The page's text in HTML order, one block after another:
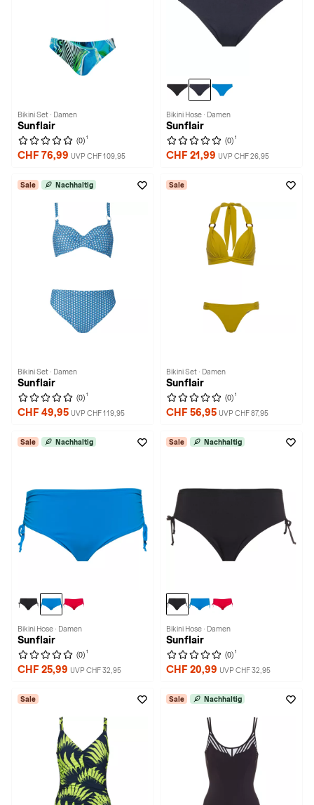
Bikini Set · Damen
Sunflair
(0) 1
CHF 76,99 UVP CHF 109,95
Bikini Hose · Damen
Sunflair
(0) 1
CHF 21,99 UVP CHF 26,95
Sale Nachhaltig
Bikini Set · Damen
Sunflair
(0) 1
CHF 49,95 UVP CHF 119,95
Sale
Bikini Set · Damen
Sunflair
(0) 1
CHF 56,95 UVP CHF 87,95
Sale Nachhaltig
Bikini Hose · Damen
Sunflair
(0) 1
CHF 25,99 UVP CHF 32,95
Sale Nachhaltig
Bikini Hose · Damen
Sunflair
(0) 1
CHF 20,99 UVP CHF 32,95
Sale Sale Nachhaltig